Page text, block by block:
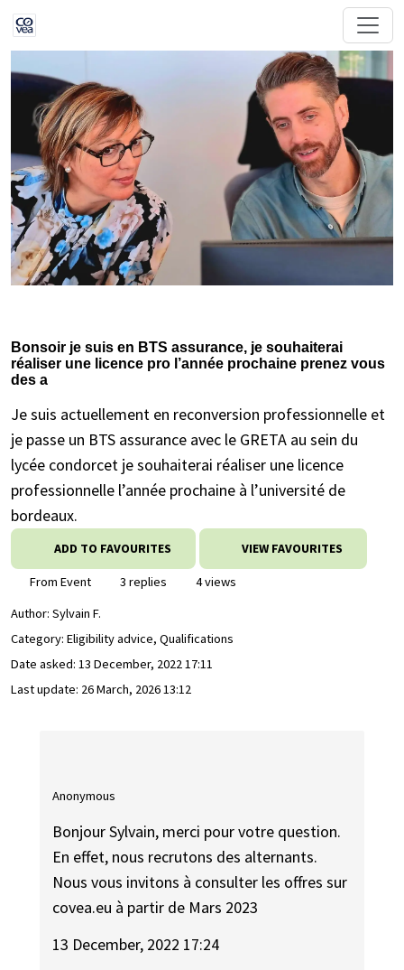
Bonsoir je suis en BTS assurance, je souhaiterai
réaliser une licence pro l’année prochaine prenez vous
des a
Je suis actuellement en reconversion professionnelle et
je passe un BTS assurance avec le GRETA au sein du
lycée condorcet je souhaiterai réaliser une licence
professionnelle l’année prochaine à l’université de
bordeaux.
ADD TO FAVOURITES VIEW FAVOURITES
From Event 3 replies
4 views
Author: Sylvain F.
Category: Eligibility advice, Qualifications
Date asked: 13 December, 2022 17:11
Last update: 26 March, 2026 13:12
Anonymous
Bonjour Sylvain, merci pour votre question.
En effet, nous recrutons des alternants.
Nous vous invitons à consulter les offres sur
covea.eu à partir de Mars 2023
13 December, 2022 17:24